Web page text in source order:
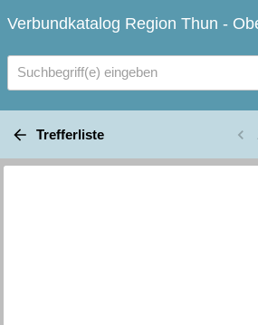
Verbundkatalog Region Thun -
Suchbegriff(e) eingeben
Trefferliste